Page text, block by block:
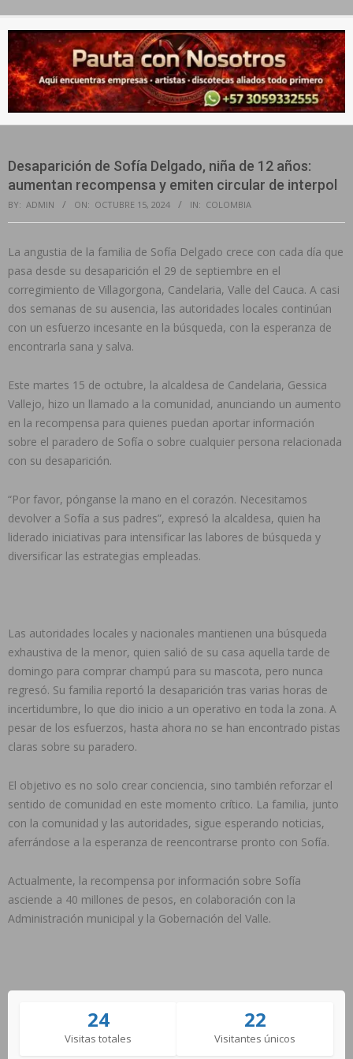
Navigation
Menu
Desaparición de Sofía Delgado, niña de 12 años:
aumentan recompensa y emiten circular de interpol
BY: ADMIN ON: OCTUBRE 15, 2024 IN: COLOMBIA
La angustia de la familia de Sofía Delgado crece con cada día que
pasa desde su desaparición el 29 de septiembre en el
corregimiento de Villagorgona, Candelaria, Valle del Cauca. A casi
dos semanas de su ausencia, las autoridades locales continúan
con un esfuerzo incesante en la búsqueda, con la esperanza de
encontrarla sana y salva.
Este martes 15 de octubre, la alcaldesa de Candelaria, Gessica
Vallejo, hizo un llamado a la comunidad, anunciando un aumento
en la recompensa para quienes puedan aportar información
sobre el paradero de Sofía o sobre cualquier persona relacionada
con su desaparición.
“Por favor, pónganse la mano en el corazón. Necesitamos
devolver a Sofía a sus padres”, expresó la alcaldesa, quien ha
liderado iniciativas para intensificar las labores de búsqueda y
diversificar las estrategias empleadas.
Las autoridades locales y nacionales mantienen una búsqueda
exhaustiva de la menor, quien salió de su casa aquella tarde de
domingo para comprar champú para su mascota, pero nunca
regresó. Su familia reportó la desaparición tras varias horas de
incertidumbre, lo que dio inicio a un operativo en toda la zona. A
pesar de los esfuerzos, hasta ahora no se han encontrado pistas
claras sobre su paradero.
El objetivo es no solo crear conciencia, sino también reforzar el
sentido de comunidad en este momento crítico. La familia, junto
con la comunidad y las autoridades, sigue esperando noticias,
aferrándose a la esperanza de reencontrarse pronto con Sofía.
Actualmente, la recompensa por información sobre Sofía
asciende a 40 millones de pesos, en colaboración con la
Administración municipal y la Gobernación del Valle.
24
Visitas totales
22
Visitantes únicos